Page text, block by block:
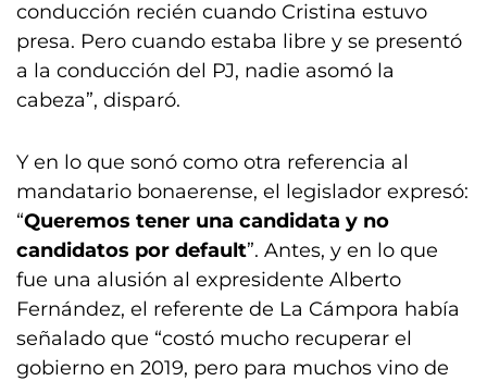
conducción recién cuando Cristina estuvo
presa. Pero cuando estaba libre y se presentó
a la conducción del PJ, nadie asomó la
cabeza”, disparó.
Y en lo que sonó como otra referencia al
mandatario bonaerense, el legislador expresó:
“Queremos tener una candidata y no
candidatos por default”. Antes, y en lo que
fue una alusión al expresidente Alberto
Fernández, el referente de La Cámpora había
señalado que “costó mucho recuperar el
gobierno en 2019, pero para muchos vino de